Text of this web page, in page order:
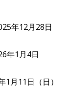
年12月28日
年1月4日
月11日（日）